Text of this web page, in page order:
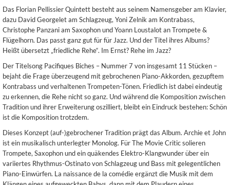
Das Florian Pellissier Quintett besteht aus seinem Namensgeber am Klavier,
dazu David Georgelet am Schlagzeug, Yoni Zelnik am Kontrabass,
Christophe Panzani am Saxophon und Yoann Loustalot an Trompete &
Flügelhorn. Das passt ganz gut für für Jazz. Und der Titel ihres Albums?
Heißt übersetzt „friedliche Rehe“. Im Ernst? Rehe im Jazz?
Der Titelsong Pacifiques Biches – Nummer 7 von insgesamt 11 Stücken –
bejaht die Frage überzeugend mit gebrochenen Piano-Akkorden, gezupftem
Kontrabass und verhaltenen Trompeten-Tönen. Friedlich ist dabei eindeutig
zu erkennen, die Rehe nicht so ganz. Und während die Komposition zwischen
Tradition und ihrer Erweiterung oszilliert, bleibt ein Eindruck bestehen: Schön
ist die Komposition trotzdem.
Dieses Konzept (auf-)gebrochener Tradition prägt das Album. Archie et John
ist ein musikalisch unterlegter Monolog. Für The Movie Critic solieren
Trompete, Saxophon und ein quäkendes Elektro-Klangwunder über ein
variiertes Rhythmus-Ostinato von Schlagzeug und Bass mit gelegentlichen
Piano-Einwürfen. La naissance de la comédie ergänzt die Musik mit dem